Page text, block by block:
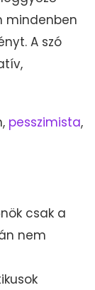
mindenben
A szó
pesszimista,
csak a
nem